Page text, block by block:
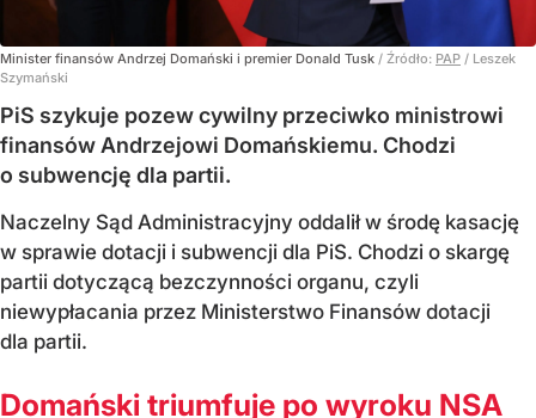
Minister finansów Andrzej Domański i premier Donald Tusk / Źródło: PAP / Leszek
Szymański
PiS szykuje pozew cywilny przeciwko ministrowi
finansów Andrzejowi Domańskiemu. Chodzi
o subwencję dla partii.
Naczelny Sąd Administracyjny oddalił w środę kasację
w sprawie dotacji i subwencji dla PiS. Chodzi o skargę
partii dotyczącą bezczynności organu, czyli
niewypłacania przez Ministerstwo Finansów dotacji
dla partii.
Domański triumfuje po wyroku NSA